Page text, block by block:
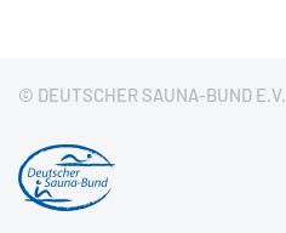
© DEUTSCHER SAUNA-BUND E.V.